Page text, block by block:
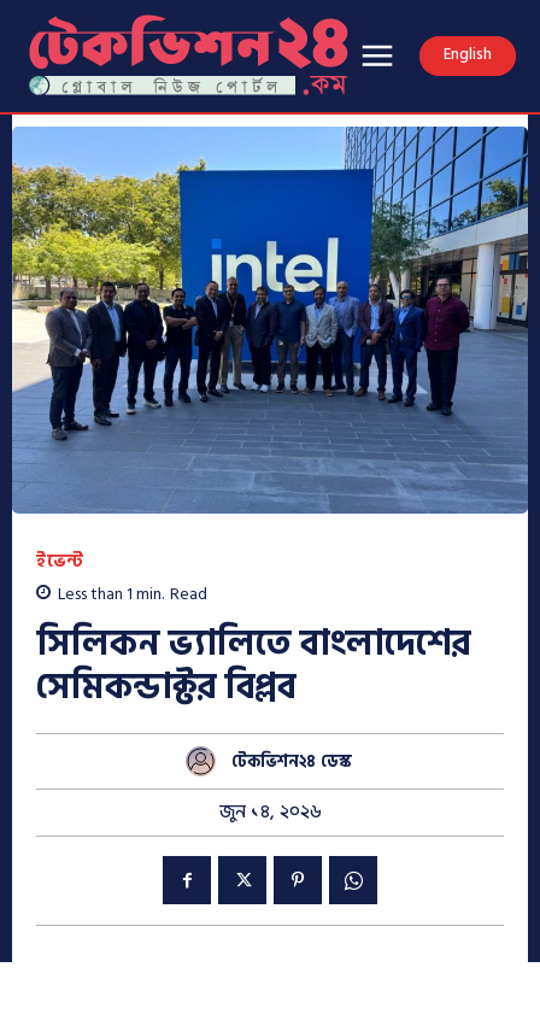
English
ইভেন্ট
Less than 1min. Read
সিলিকন ভ্যালিতে বাংলাদেশের
সেমিকন্ডাক্টর বিপ্লব
টেকভিশন২৪ ডেস্ক
জুন ১৪, ২০২৬